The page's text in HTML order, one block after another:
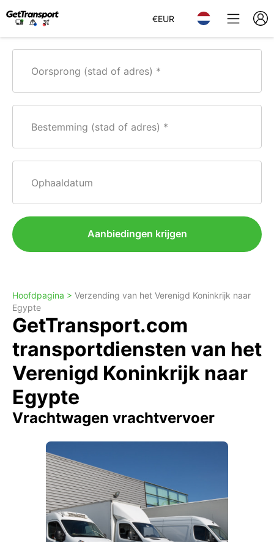
€EUR
Oorsprong (stad of adres)
Bestemming (stad of adres)
Ophaaldatum
Aanbiedingen krijgen
Hoofdpagina > Verzending van het Verenigd Koninkrijk naar
Egypte
GetTransport.com
transportdiensten van het
Verenigd Koninkrijk naar
Egypte
Vrachtwagen vrachtvervoer